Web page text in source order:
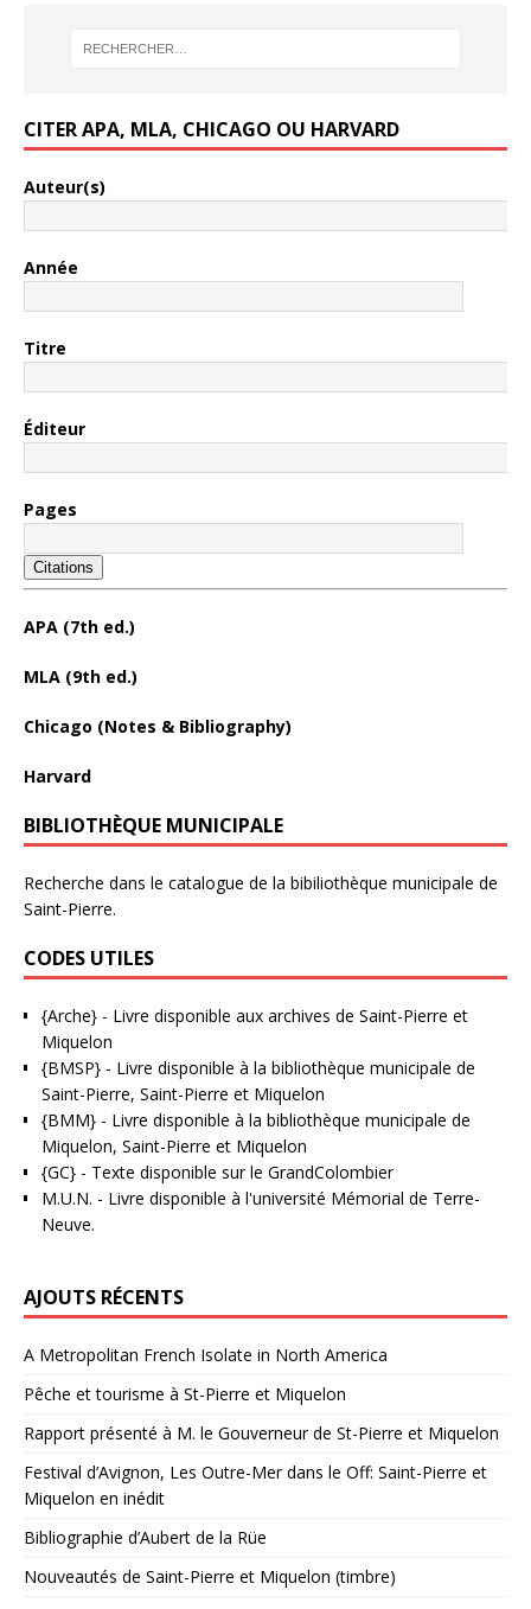
CITER APA, MLA, CHICAGO OU HARVARD
Auteur(s)
Année
Titre
Éditeur
Pages
Citations
APA (7th ed.)
MLA (9th ed.)
Chicago (Notes & Bibliography)
Harvard
BIBLIOTHÈQUE MUNICIPALE
Recherche dans le catalogue de la bibiliothèque municipale de
Saint-Pierre.
CODES UTILES
{Arche} - Livre disponible aux archives de Saint-Pierre et
Miquelon
{BMSP} - Livre disponible à la bibliothèque municipale de
Saint-Pierre, Saint-Pierre et Miquelon
{BMM} - Livre disponible à la bibliothèque municipale de
Miquelon, Saint-Pierre et Miquelon
{GC} - Texte disponible sur le GrandColombier
M.U.N. - Livre disponible à l'université Mémorial de Terre-
Neuve.
AJOUTS RÉCENTS
A Metropolitan French Isolate in North America
Pêche et tourisme à St-Pierre et Miquelon
Rapport présenté à M. le Gouverneur de St-Pierre et Miquelon
Festival d’Avignon, Les Outre-Mer dans le Off: Saint-Pierre et
Miquelon en inédit
Bibliographie d’Aubert de la Rüe
Nouveautés de Saint-Pierre et Miquelon (timbre)